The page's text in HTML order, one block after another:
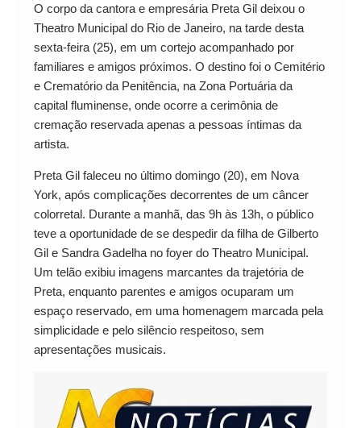
O corpo da cantora e empresária Preta Gil deixou o
Theatro Municipal do Rio de Janeiro, na tarde desta
sexta-feira (25), em um cortejo acompanhado por
familiares e amigos próximos. O destino foi o Cemitério
e Crematório da Penitência, na Zona Portuária da
capital fluminense, onde ocorre a cerimônia de
cremação reservada apenas a pessoas íntimas da
artista.
Preta Gil faleceu no último domingo (20), em Nova
York, após complicações decorrentes de um câncer
colorretal. Durante a manhã, das 9h às 13h, o público
teve a oportunidade de se despedir da filha de Gilberto
Gil e Sandra Gadelha no foyer do Theatro Municipal.
Um telão exibiu imagens marcantes da trajetória de
Preta, enquanto parentes e amigos ocuparam um
espaço reservado, em uma homenagem marcada pela
simplicidade e pelo silêncio respeitoso, sem
apresentações musicais.